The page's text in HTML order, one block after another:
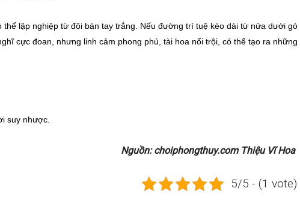
lập nghiệp từ đôi bàn tay trắng. Nếu đường trí tuệ kéo dài từ nửa dưới gò
cực đoan, nhưng linh cảm phong phú, tài hoa nổi trội, có thể tạo ra những
suy nhược.
Nguồn: choiphongthuy.com Thiệu Vĩ Hoa
5/5 - (1 vote)